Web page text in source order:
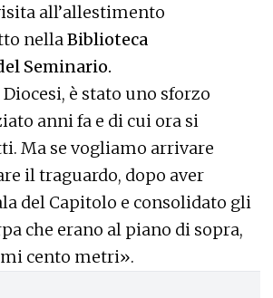
all’allestimento
nellaBiblioteca
Seminario.
è stato uno sforzo
anni fa e di cui ora si
Ma se vogliamo arrivare
il traguardo, dopo aver
del Capitolo e consolidato gli
che erano al piano di sopra,
cento metri».